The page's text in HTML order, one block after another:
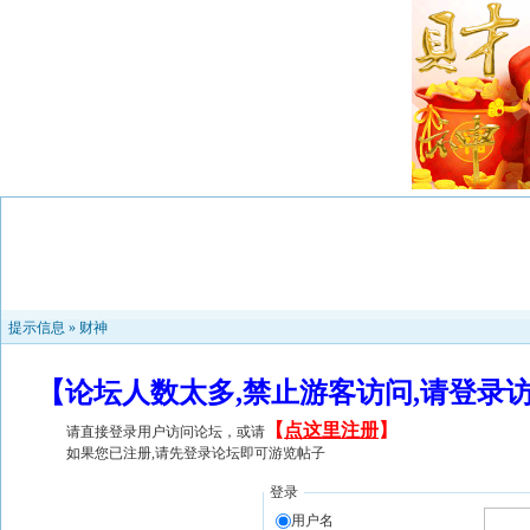
提示信息 » 财神
【论坛人数太多,禁止游客访问,请登
请直接登录用户访问论坛，或请 【 点这里注册】
如果您已注册,请先登录论坛即可游览帖子
登录
用户名